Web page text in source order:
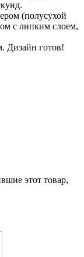
(полусухой
с липким слоем,
Дизайн готов!
этот товар,